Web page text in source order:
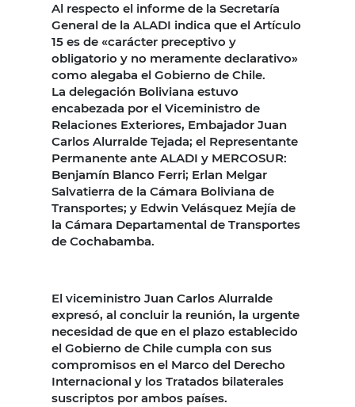
Al respecto el informe de la Secretaría
General de la ALADI indica que el Artículo
15 es de «carácter preceptivo y
obligatorio y no meramente declarativo»
como alegaba el Gobierno de Chile.
La delegación Boliviana estuvo
encabezada por el Viceministro de
Relaciones Exteriores, Embajador Juan
Carlos Alurralde Tejada; el Representante
Permanente ante ALADI y MERCOSUR:
Benjamín Blanco Ferri; Erlan Melgar
Salvatierra de la Cámara Boliviana de
Transportes; y Edwin Velásquez Mejía de
la Cámara Departamental de Transportes
de Cochabamba.
El viceministro Juan Carlos Alurralde
expresó, al concluir la reunión, la urgente
necesidad de que en el plazo establecido
el Gobierno de Chile cumpla con sus
compromisos en el Marco del Derecho
Internacional y los Tratados bilaterales
suscriptos por ambos países.